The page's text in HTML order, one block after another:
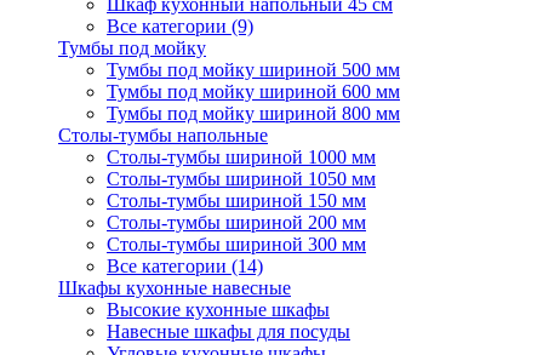
Шкаф кухонный напольный 45 см
Все категории (9)
Тумбы под мойку
Тумбы под мойку шириной 500 мм
Тумбы под мойку шириной 600 мм
Тумбы под мойку шириной 800 мм
Столы-тумбы напольные
Столы-тумбы шириной 1000 мм
Столы-тумбы шириной 1050 мм
Столы-тумбы шириной 150 мм
Столы-тумбы шириной 200 мм
Столы-тумбы шириной 300 мм
Все категории (14)
Шкафы кухонные навесные
Высокие кухонные шкафы
Навесные шкафы для посуды